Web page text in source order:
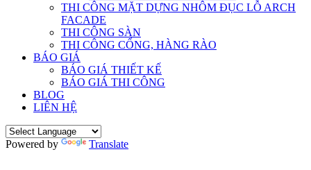
THI CÔNG MẶT DỰNG NHÔM ĐỤC LỖ ARCH
FACADE
THI CÔNG SÀN
THI CÔNG CỔNG, HÀNG RÀO
BÁO GIÁ
BÁO GIÁ THIẾT KẾ
BÁO GIÁ THI CÔNG
BLOG
LIÊN HỆ
Powered by Translate